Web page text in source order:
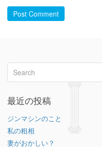
Post Comment
最近の投稿
ジンマシンのこと
私の粗相
妻がおかしい？